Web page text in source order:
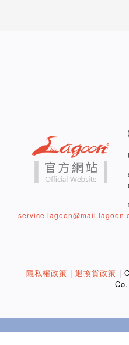
隱私權政策 | 退換貨政策 |